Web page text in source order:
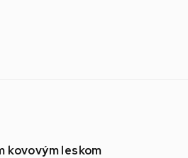
kovovým leskom